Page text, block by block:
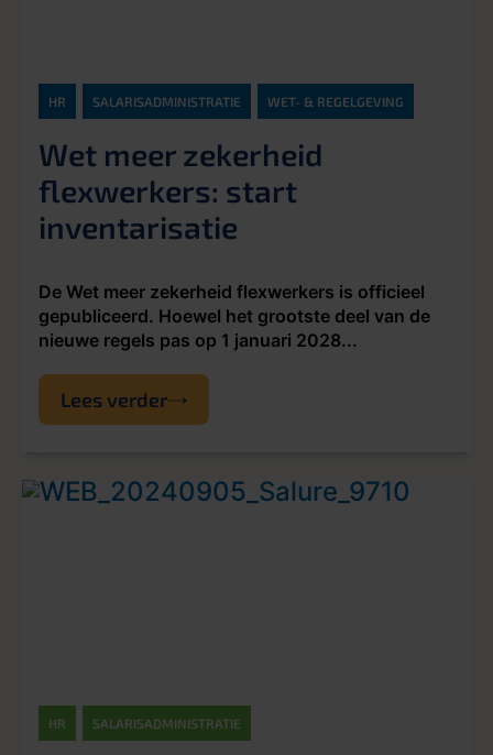
HR SALARISADMINISTRATIE WET- & REGELGEVING
Wet meer zekerheid
flexwerkers: start
inventarisatie
De Wet meer zekerheid flexwerkers is officieel
gepubliceerd. Hoewel het grootste deel van de
nieuwe regels pas op 1 januari 2028...
Lees verder
HR SALARISADMINISTRATIE